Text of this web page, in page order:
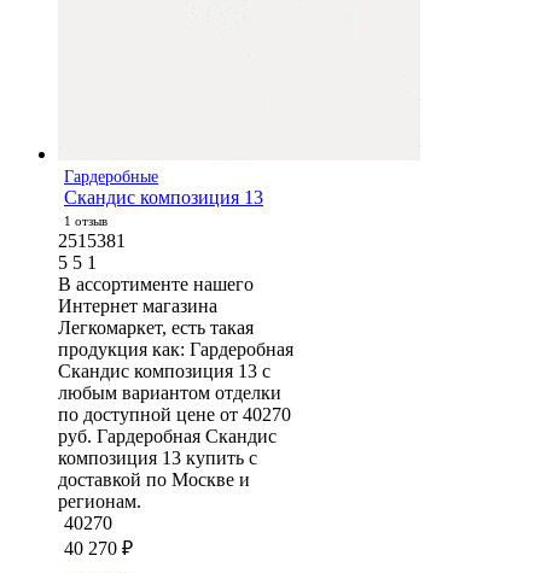
Гардеробные
Скандис композиция 13
1 отзыв
2515381
5 5 1
В ассортименте нашего
Интернет магазина
Легкомаркет, есть такая
продукция как: Гардеробная
Скандис композиция 13 с
любым вариантом отделки
по доступной цене от 40270
руб. Гардеробная Скандис
композиция 13 купить с
доставкой по Москве и
регионам.
40270
40 270 ₽